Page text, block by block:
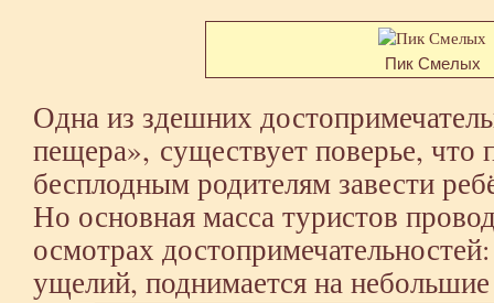
Пик Смелых
Одна из здешних
пещера», существует поверье, что
бесплодным родителям завести
Но основная масса туристов
осмотрах
ущелий, поднимается на